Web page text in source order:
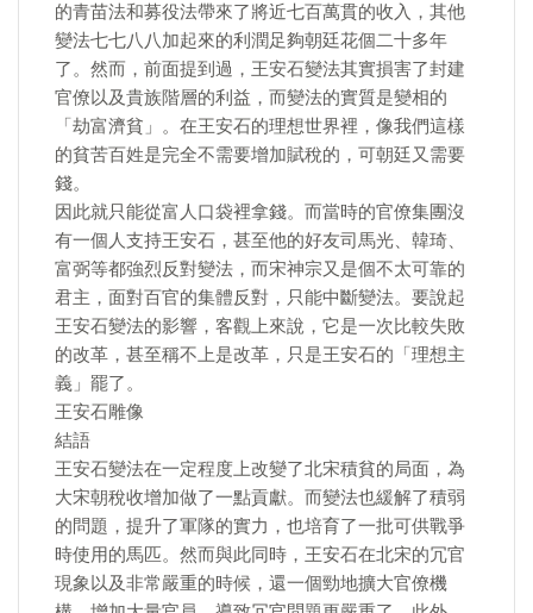
的青苗法和募役法帶來了將近七百萬貫的收入，其他
變法七七八八加起來的利潤足夠朝廷花個二十多年
了。然而，前面提到過，王安石變法其實損害了封建
官僚以及貴族階層的利益，而變法的實質是變相的
「劫富濟貧」。在王安石的理想世界裡，像我們這樣
的貧苦百姓是完全不需要增加賦稅的，可朝廷又需要
錢。
因此就只能從富人口袋裡拿錢。而當時的官僚集團沒
有一個人支持王安石，甚至他的好友司馬光、韓琦、
富弼等都強烈反對變法，而宋神宗又是個不太可靠的
君主，面對百官的集體反對，只能中斷變法。要說起
王安石變法的影響，客觀上來說，它是一次比較失敗
的改革，甚至稱不上是改革，只是王安石的「理想主
義」罷了。
王安石雕像
結語
王安石變法在一定程度上改變了北宋積貧的局面，為
大宋朝稅收增加做了一點貢獻。而變法也緩解了積弱
的問題，提升了軍隊的實力，也培育了一批可供戰爭
時使用的馬匹。然而與此同時，王安石在北宋的冗官
現象以及非常嚴重的時候，還一個勁地擴大官僚機